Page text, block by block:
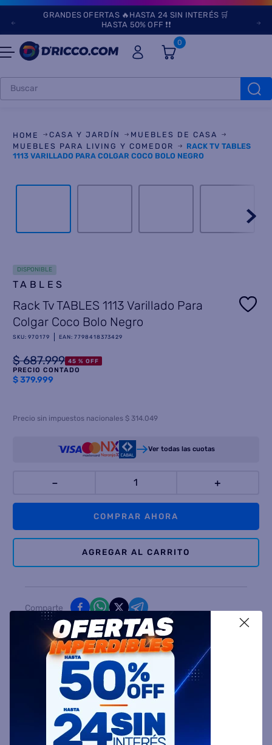
GRANDES OFERTAS 🔥HASTA 24 SIN INTERÉS 🛒
HASTA 50% OFF ❗❗
0
Buscar
CASA Y JARDÍN
MUEBLES DE CASA
MUEBLES PARA LIVING Y COMEDOR
RACK TV TABLES
1113 VARILLADO PARA COLGAR COCO BOLO NEGRO
DISPONIBLE
TABLES
Rack Tv TABLES 1113 Varillado Para
Colgar Coco Bolo Negro
SKU:970179 EAN:7798418373429
$ 687.999 45 % OFF
PRECIO CONTADO
$379.999
Precio sin impuestos nacionales $ 314.049
Ver todas las cuotas
＋
－
COMPRAR AHORA
AGREGAR AL CARRITO
Comparte
Ingresa tu Código Postal y Calcula tu Entrega
DESCRIPCIÓN
X
1. heladeras
3. aires
microondas